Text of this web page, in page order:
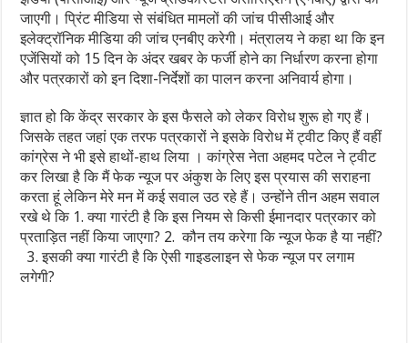
जाएगी। प्रिंट मीडिया से संबंधित मामलों की जांच पीसीआई और
इलेक्ट्रॉनिक मीडिया की जांच एनबीए करेगी। मंत्रालय ने कहा था कि इन
एजेंसियों को 15 दिन के अंदर खबर के फर्जी होने का निर्धारण करना होगा
और पत्रकारों को इन दिशा-निर्देशों का पालन करना अनिवार्य होगा।
ज्ञात हो कि केंद्र सरकार के इस फैसले को लेकर विरोध शुरू हो गए हैं।
जिसके तहत जहां एक तरफ पत्रकारों ने इसके विरोध में ट्वीट किए हैं वहीं
कांग्रेस ने भी इसे हाथों-हाथ लिया । कांग्रेस नेता अहमद पटेल ने ट्वीट
कर लिखा है कि मैं फेक न्यूज पर अंकुश के लिए इस प्रयास की सराहना
करता हूं लेकिन मेरे मन में कई सवाल उठ रहे हैं। उन्होंने तीन अहम सवाल
रखे थे कि 1. क्या गारंटी है कि इस नियम से किसी ईमानदार पत्रकार को
प्रताड़ित नहीं किया जाएगा? 2. कौन तय करेगा कि न्यूज फेक है या नहीं?
3. इसकी क्या गारंटी है कि ऐसी गाइडलाइन से फेक न्यूज पर लगाम
लगेगी?